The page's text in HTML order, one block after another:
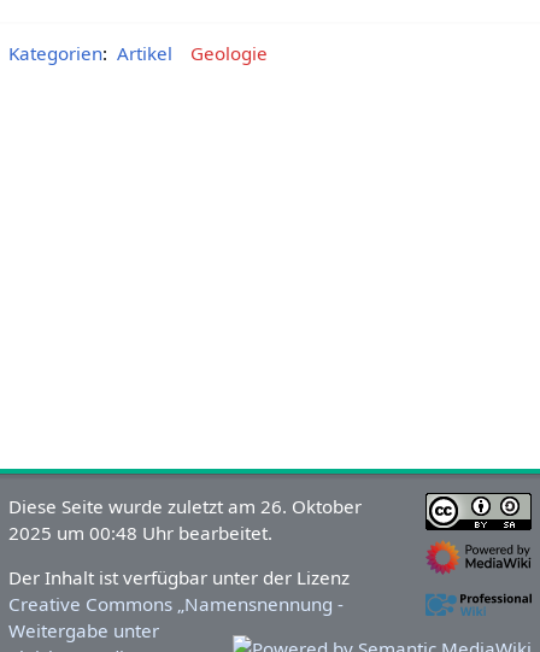
Kategorien: Artikel Geologie
Diese Seite wurde zuletzt am 26. Oktober
2025 um 00:48 Uhr bearbeitet.
Der Inhalt ist verfügbar unter der Lizenz
Creative Commons „Namensnennung -
Weitergabe unter